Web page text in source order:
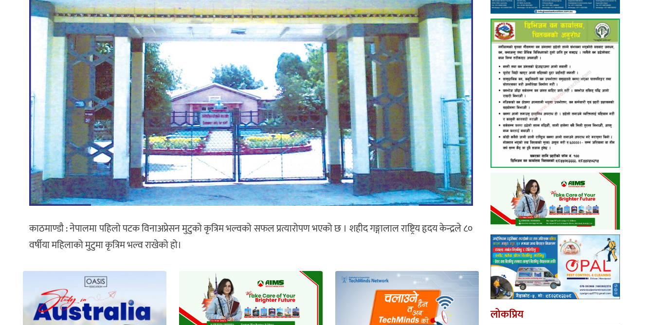
काठमाण्डाै : नेपालमा पहिलो पटक विनाअप्रेसन मुटुको कृत्रिम भल्वको सफल प्रत्यारोपण भएको छ । शहीद गङ्गालाल राष्ट्रिय हृदय केन्द्रले ८०
वर्षीया महिलाको मुटुमा कृत्रिम भल्व राखेको हो।
लोकप्रिय